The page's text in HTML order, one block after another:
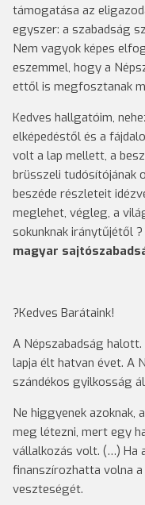
támogatása az
egyszer: a szabadság
Nem vagyok képes
eszemmel, hogy a
ettől is megfosztanak
Kedves hallgatóim,
elképedéstől és a
volt a lap mellett, a
brüsszeli tudósítójának
beszéde részleteit
meglehet, végleg, a
sokunknak iránytűjétől
magyar
?Kedves Barátaink!
A Népszabadság
lapja élt hatvan évet. A
szándékos gyilkosság
Ne higgyenek azoknak,
meg létezni, mert egy
vállalkozás volt. (…) Ha
finanszírozhatta volna
veszteségét.